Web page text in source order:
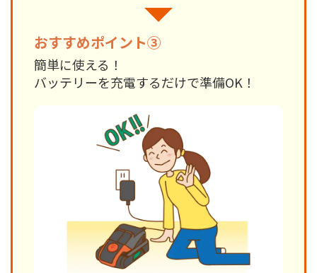
おすすめポイント③
簡単に使える！
バッテリーを充電するだけで準備OK！